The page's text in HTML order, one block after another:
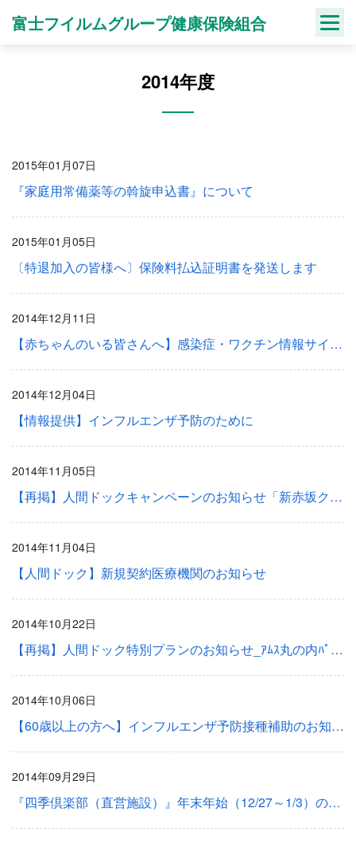
富士フイルムグループ健康保険組合
2014年度
2015年01月07日
『家庭用常備薬等の斡旋申込書』について
2015年01月05日
〔特退加入の皆様へ〕保険料払込証明書を発送します
2014年12月11日
【赤ちゃんのいる皆さんへ】感染症・ワクチン情報サイトのご案内
2014年12月04日
【情報提供】インフルエンザ予防のために
2014年11月05日
【再掲】人間ドックキャンペーンのお知らせ「新赤坂クリニックグループ」
2014年11月04日
【人間ドック】新規契約医療機関のお知らせ
2014年10月22日
【再掲】人間ドック特別プランのお知らせ_ｱﾑｽ丸の内ﾊﾟﾚｽﾋﾞﾙｸﾘﾆｯｸ
2014年10月06日
【60歳以上の方へ】インフルエンザ予防接種補助のお知らせ
2014年09月29日
『四季倶楽部（直営施設）』年末年始（12/27～1/3）の予約方法について(再)